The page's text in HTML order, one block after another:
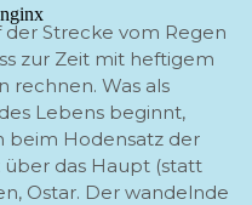
Strecke vom Regen
zur Zeit mit heftigem
rechnen. Was als
Lebens beginnt,
beim Hodensatz der
über das Haupt (statt
Ostar. Der wandelnde